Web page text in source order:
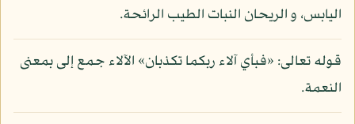
اليابس، و الريحان النبات الطيب الرائحة.
قوله تعالى: «فبأي آلاء ربكما تكذبان» الآلاء جمع إلى بمعنى
النعمة.